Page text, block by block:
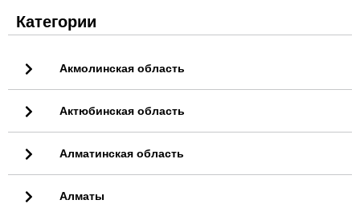
Категории
Акмолинская область
Актюбинская область
Алматинская область
Алматы